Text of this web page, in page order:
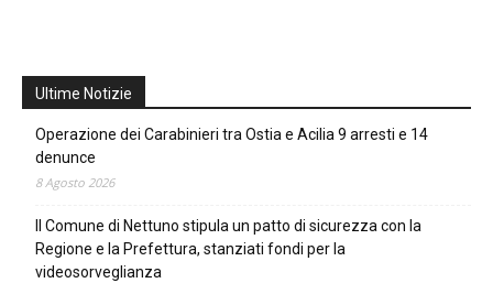
Ultime Notizie
Operazione dei Carabinieri tra Ostia e Acilia 9 arresti e 14
denunce
8 Agosto 2026
Il Comune di Nettuno stipula un patto di sicurezza con la
Regione e la Prefettura, stanziati fondi per la
videosorveglianza